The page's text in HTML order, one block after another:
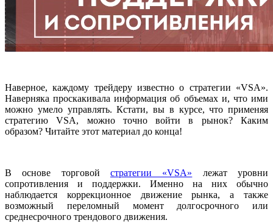
Наверное, каждому трейдеру известно о стратегии «VSA».
Наверняка проскакивала информация об объемах и, что ими
можно умело управлять. Кстати, вы в курсе, что применяя
стратегию VSA, можно точно войти в рынок? Каким
образом? Читайте этот материал до конца!
В основе торговой стратегии «VSA» лежат уровни
сопротивления и поддержки. Именно на них обычно
наблюдается коррекционное движение рынка, а также
возможный переломный момент долгосрочного или
среднесрочного трендового движения.